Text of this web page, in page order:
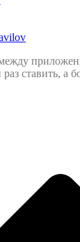
ставить, а